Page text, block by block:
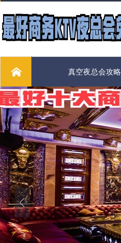
真空夜总会攻略